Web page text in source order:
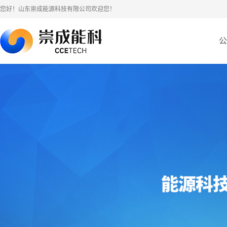
您好！山东崇成能源科技有限公司欢迎您！